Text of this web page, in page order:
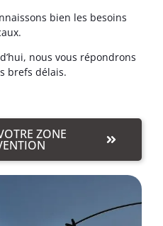
bien les besoins
nous vous répondrons
brefs délais.
ZONE